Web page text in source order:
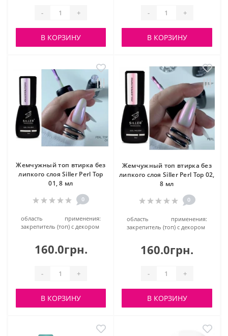
- +
В КОРЗИНУ
- +
В КОРЗИНУ
Жемчужный топ втирка без
липкого слоя Siller Perl Top
01, 8 мл
0
область применения:
закрепитель (топ) с декором
160.0грн.
- +
В КОРЗИНУ
Жемчужный топ втирка без
липкого слоя Siller Perl Top 02,
8 мл
0
область применения:
закрепитель (топ) с декором
160.0грн.
- +
В КОРЗИНУ